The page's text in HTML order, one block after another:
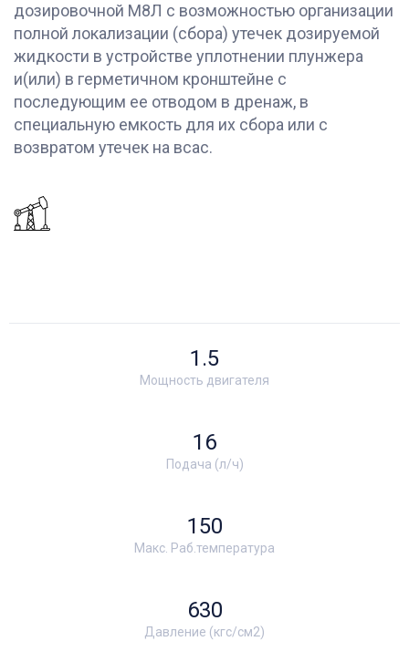
дозировочной М8Л с возможностью организации
полной локализации (сбора) утечек дозируемой
жидкости в устройстве уплотнении плунжера
и(или) в герметичном кронштейне с
последующим ее отводом в дренаж, в
специальную емкость для их сбора или с
возвратом утечек на всас.
Мощность двигателя
1.5
Подача (л/ч)
16
Макс. Раб.температура
150
Давление (кгс/см2)
630